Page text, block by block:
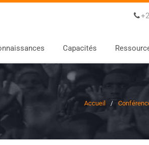
Capacités
Accueil